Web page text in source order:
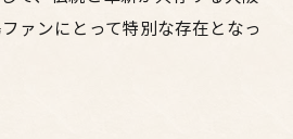
て大阪グルメの奥深さを知る
ァンにとって特別な存在となっ